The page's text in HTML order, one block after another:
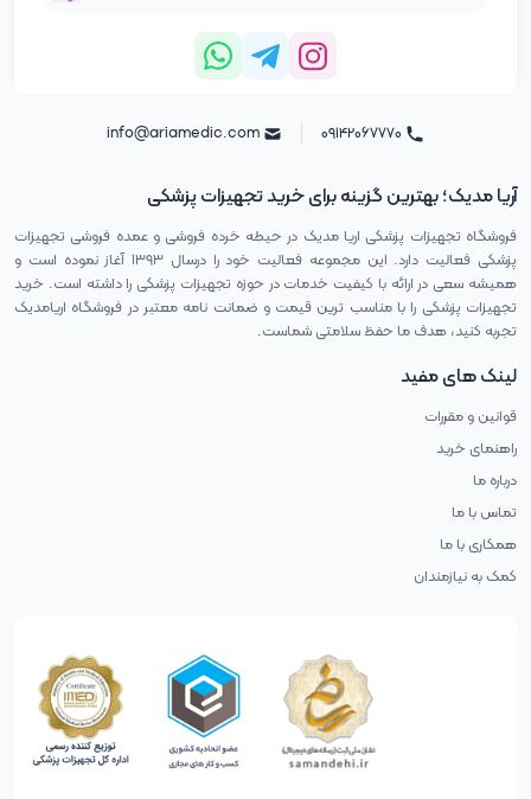
آریا مدیک؛ بهترین گزینه برای خرید تجهیزات پزشکی
فروشگاه تجهیزات پزشکی اریا مدیک در حیطه خرده فروشی و عمده فروشی تجهیزات
پزشکی فعالیت دارد. این مجموعه فعالیت خود را درسال ۱۳۹۳ آغاز نموده است و
همیشه سعی در ارائه با کیفیت خدمات در حوزه تجهیزات پزشکی را داشته است. خرید
تجهیزات پزشکی را با مناسب ترین قیمت و ضمانت نامه معتبر در فروشگاه اریامدیک
تجربه کنید، هدف ما حفظ سلامتی شماست.
لینک های مفید
قوانین و مقررات
راهنمای خرید
درباره ما
تماس با ما
همکاری با ما
کمک به نیازمندان